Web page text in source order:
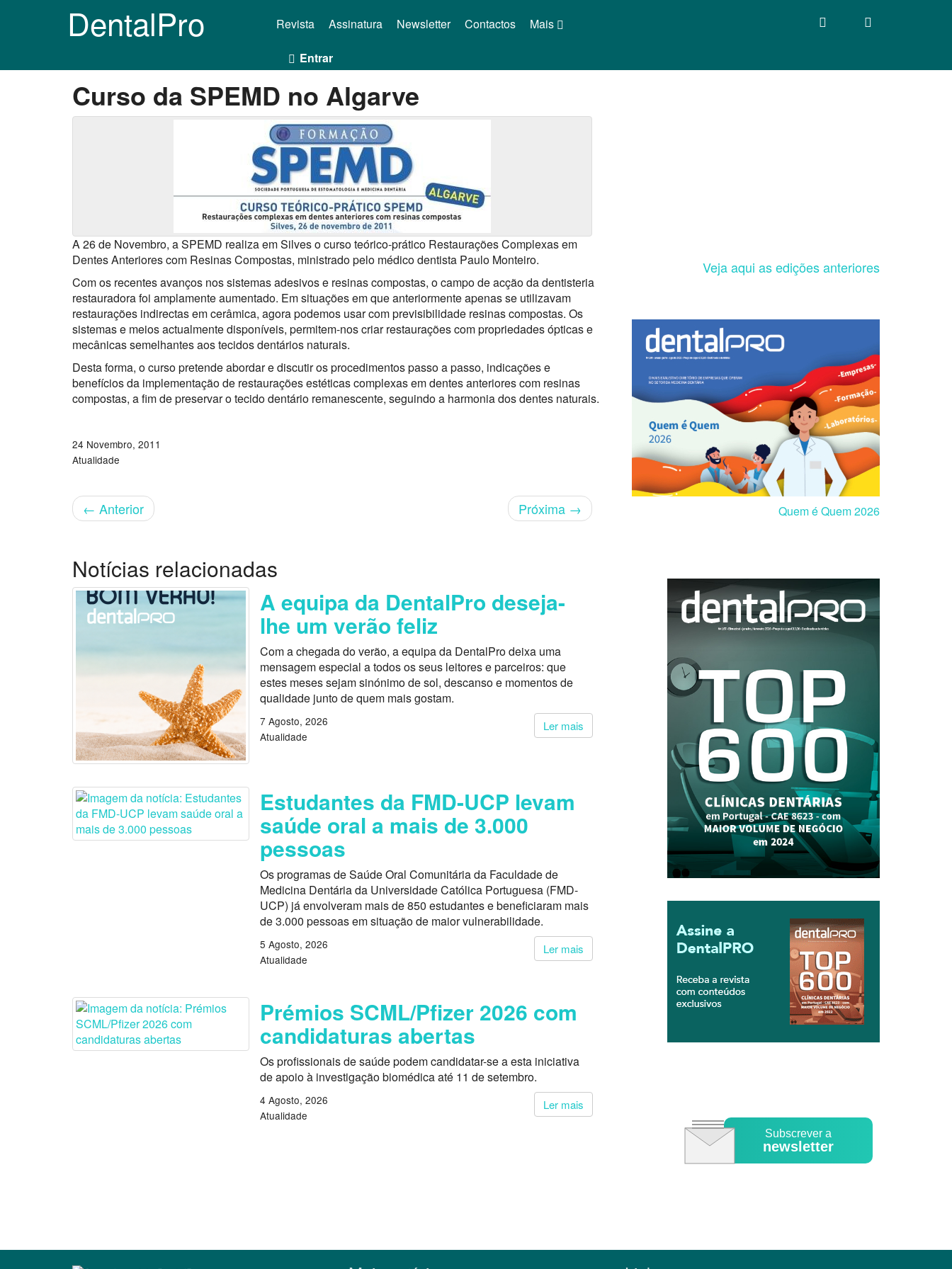
DentalPro Mais
Revista Assinatura Newsletter Contactos
Entrar
Curso da SPEMD no Algarve
A 26 de Novembro, a SPEMD realiza em Silves o curso teórico-prático Restaurações Complexas em
Dentes Anteriores com Resinas Compostas, ministrado pelo médico dentista Paulo Monteiro.
Com os recentes avanços nos sistemas adesivos e resinas compostas, o campo de acção da dentisteria
restauradora foi amplamente aumentado. Em situações em que anteriormente apenas se utilizavam
restaurações indirectas em cerâmica, agora podemos usar com previsibilidade resinas compostas. Os
sistemas e meios actualmente disponíveis, permitem-nos criar restaurações com propriedades ópticas e
mecânicas semelhantes aos tecidos dentários naturais.
Desta forma, o curso pretende abordar e discutir os procedimentos passo a passo, indicações e
benefícios da implementação de restaurações estéticas complexas em dentes anteriores com resinas
compostas, a fim de preservar o tecido dentário remanescente, seguindo a harmonia dos dentes naturais.
24 Novembro, 2011
Atualidade
← Anterior Próxima →
Veja aqui as edições anteriores
Quem é Quem 2026
Subscrever a
newsletter
Notícias relacionadas
A equipa da DentalPro deseja-
lhe um verão feliz
Com a chegada do verão, a equipa da DentalPro deixa uma
mensagem especial a todos os seus leitores e parceiros: que
estes meses sejam sinónimo de sol, descanso e momentos de
qualidade junto de quem mais gostam.
Ler mais
7 Agosto, 2026
Atualidade
Estudantes da FMD-UCP levam
saúde oral a mais de 3.000
pessoas
Os programas de Saúde Oral Comunitária da Faculdade de
Medicina Dentária da Universidade Católica Portuguesa (FMD-
UCP) já envolveram mais de 850 estudantes e beneficiaram mais
de 3.000 pessoas em situação de maior vulnerabilidade.
Ler mais
5 Agosto, 2026
Atualidade
Prémios SCML/Pfizer 2026 com
candidaturas abertas
Os profissionais de saúde podem candidatar-se a esta iniciativa
de apoio à investigação biomédica até 11 de setembro.
Ler mais
4 Agosto, 2026
Atualidade